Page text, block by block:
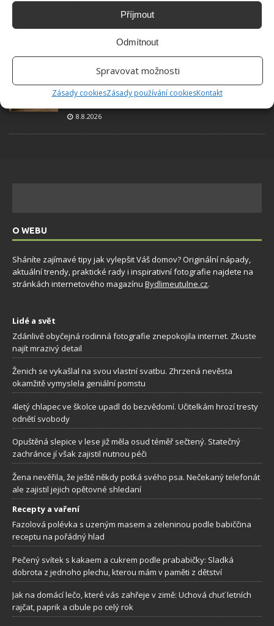
Příjmout
Odmítnout
Spravovat možnosti
Zásady cookiesZásady používání cookiesKontakt
problém. Pomůže i zatemňování a načasované
větrání
Okurky a kopr se perfektně doplňují na zahradě
i při nakládání. Díky tomuto postupu chutnají
8.8.2026
O WEBU
Sháníte zajímavé tipy jak vylepšit Váš domov? Originální nápady,
aktuální trendy, praktické rady i inspirativní fotografie najdete na
stránkách internetového magazínu Bydlimeutulne.cz.
Lidé a svět
Zdánlivě obyčejná rodinná fotografie znepokojila internet. Zkuste
najít mrazivý detail
Ženich se vykašlal na svou vlastní svatbu. Zhrzená nevěsta
okamžitě vymyslela geniální pomstu
4letý chlapec ve školce upadl do bezvědomí. Učitelkám hrozí tresty
odnětí svobody
Opuštěná slepice v lese již měla osud téměř sečtený. Statečný
zachránce jí však zajistil nutnou péči
Žena nevěřila, že ještě někdy potká svého psa. Nečekaný telefonát
ale zajistil jejich opětovné shledaní
Recepty a vaření
Fazolová polévka s uzeným masem a zeleninou podle babiččina
receptu na pořádný hlad
Pečený svítek s kakaem a cukrem podle prababičky: Sladká
dobrota z jednoho plechu, kterou mám v paměti z dětství
Jak na domácí lečo, které vás zahřeje v zimě: Uchová chuť letních
rajčat, paprik a cibule po celý rok